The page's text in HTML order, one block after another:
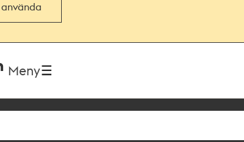
Meny